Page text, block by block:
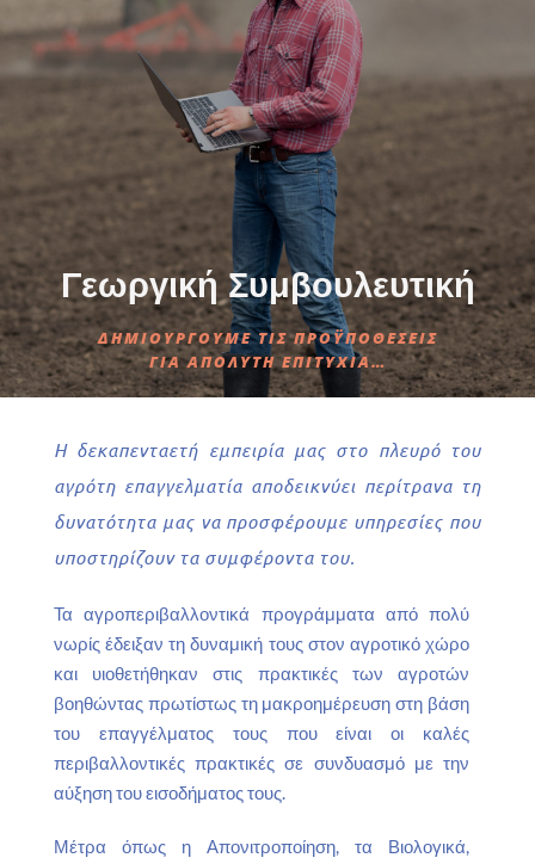
Γεωργική Συμβουλευτική
ΔΗΜΙΟΥΡΓΟΥΜΕ ΤΙΣ ΠΡΟΫΠΟΘΕΣΕΙΣ
ΓΙΑ ΑΠΟΛΥΤΗ ΕΠΙΤΥΧΙΑ…
Η δεκαπενταετή εμπειρία μας στο πλευρό του
αγρότη επαγγελματία αποδεικνύει περίτρανα τη
δυνατότητα μας να προσφέρουμε υπηρεσίες που
υποστηρίζουν τα συμφέροντα του.
Τα αγροπεριβαλλοντικά προγράμματα από πολύ
νωρίς έδειξαν τη δυναμική τους στον αγροτικό χώρο
και υιοθετήθηκαν στις πρακτικές των αγροτών
βοηθώντας πρωτίστως τη μακροημέρευση στη βάση
του επαγγέλματος τους που είναι οι καλές
περιβαλλοντικές πρακτικές σε συνδυασμό με την
αύξηση του εισοδήματος τους.
Μέτρα όπως η Απονιτροποίηση, τα Βιολογικά,